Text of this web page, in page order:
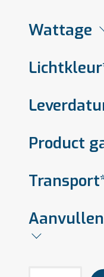
Wattage
Product